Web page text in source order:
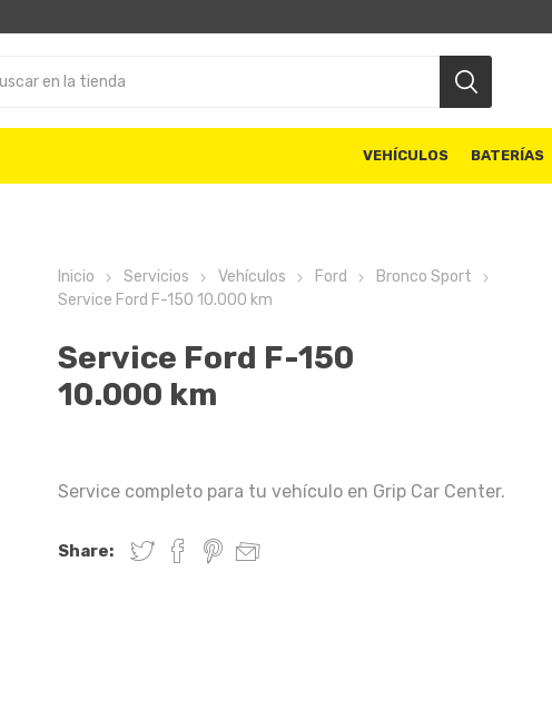
VEHÍCULOS BATERÍAS
Inicio Servicios Vehículos Ford
Bronco Sport
Service Ford F-150 10.000 km
Service Ford F-150
10.000 km
Service completo para tu vehículo en Grip Car Center.
Share: